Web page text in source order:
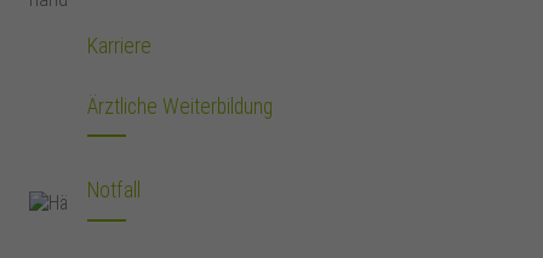
Karriere
Ärztliche Weiterbildung
Notfall